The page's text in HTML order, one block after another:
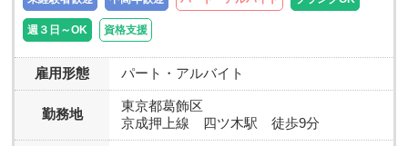
週３日～OK 資格支援
雇用形態 パート・アルバイト
勤務地
東京都葛飾区
京成押上線 四ツ木駅 徒歩9分